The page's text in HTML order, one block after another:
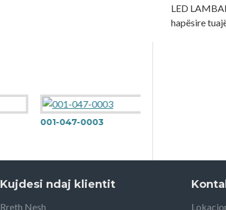
LED
hapësire
001-047-0003
Kujdesi ndaj klientit
Rreth Nesh